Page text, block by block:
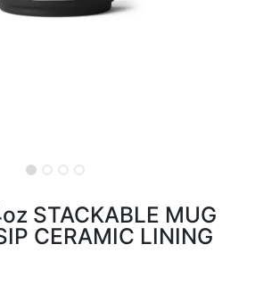
STACKABLE MUG
CERAMIC LINING